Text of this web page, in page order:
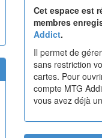
Cet espace est
membres
Addict.
Il permet de
sans restriction
cartes. Pour
compte MTG
vous avez déjà